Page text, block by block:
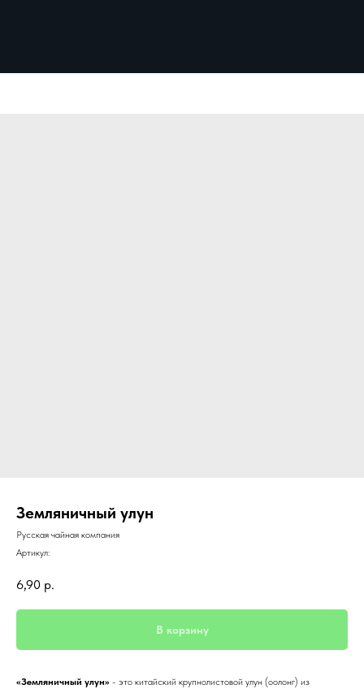
Земляничный улун
Русская чайная компания
Артикул:
6,90 р.
В корзину
«Земляничный улун» - это китайский крупнолистовой улун (оолонг) из